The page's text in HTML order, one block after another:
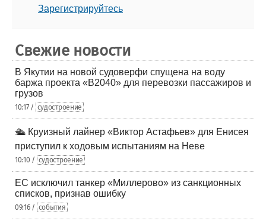
Зарегистрируйтесь
Свежие новости
В Якутии на новой судоверфи спущена на воду
баржа проекта «В2040» для перевозки пассажиров и
грузов
10:17 / судостроение
🛳️ Круизный лайнер «Виктор Астафьев» для Енисея
приступил к ходовым испытаниям на Неве
10:10 / судостроение
ЕС исключил танкер «Миллерово» из санкционных
списков, признав ошибку
09:16 / события